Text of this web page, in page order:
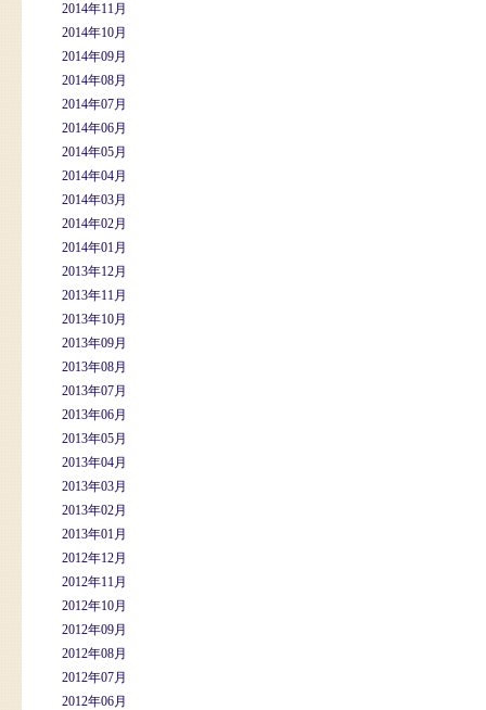
2014年11月
2014年10月
2014年09月
2014年08月
2014年07月
2014年06月
2014年05月
2014年04月
2014年03月
2014年02月
2014年01月
2013年12月
2013年11月
2013年10月
2013年09月
2013年08月
2013年07月
2013年06月
2013年05月
2013年04月
2013年03月
2013年02月
2013年01月
2012年12月
2012年11月
2012年10月
2012年09月
2012年08月
2012年07月
2012年06月